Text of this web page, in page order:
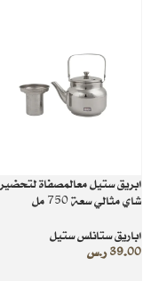
ابريق ستيل معالمصفاة لتحضير
شاي مثالي سعة 750 مل
اباريق ستانلس ستيل
39.00ر.س